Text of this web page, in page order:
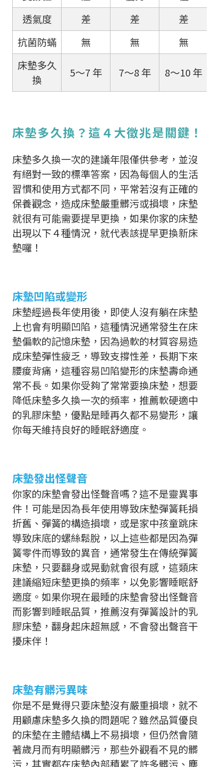
透氣度
差 差
差
抗菌防蟎
無 無
無
床墊多久
換
5～7 年 7～8 年 8～10 年
床墊多久換？這４大徵兆是關鍵！
床墊多久換一次的建議年限僅供參考，並沒
有絕對一致的標準答案，因為每個人的生活
習慣和使用方式都不同，平常若沒有正確的
保養觀念，造成床墊嚴重髒污或損壞，床墊
就很有可能需要提早更換，如果你家的床墊
出現以下４種情況，就代表該提早更換新床
墊囉！
床墊凹陷或變形
床墊經過長年使用後，即使人沒有躺在床墊
上也會有明顯凹陷，這種情況通常發生在床
墊偏軟的記憶床墊，因為過軟的材質容易造
成床墊彈性疲乏，導致支撐性差，長期下來
腰痠背痛，這種容易凹陷變形的床墊壽命通
常不長。如果你受夠了常常要換床墊，想要
降低床墊多久換一次的頻率，推薦軟硬適中
的乳膠床墊，優點是睡再久都不易變形，讓
你每天維持良好的睡眠舒適度。
床墊發出怪聲音
你家的床墊會發出怪聲音嗎？這不是靈異事
件！可能是因為長年使用導致床墊彈簧耗損
折舊、彈簧的構造損壞，或是家中孩童跳床
導致床底的螺絲鬆脫，以上這些都是因為彈
簧零件而導致的異音，通常發生在傳統彈簧
床墊，只要翻身或晃動就會很有感，這類床
建議縮短床墊更換的頻率，以免影響睡眠舒
適度。如果你現在最睡的床墊會發出怪聲音
而影響到睡眠品質，推薦沒有彈簧設計的乳
膠床墊，翻身起床超無感，不會發出聲音干
擾床伴！
床墊有髒污異味
你是不是覺得只要床墊沒有嚴重損壞，就不
用顧慮床墊多久換的問題呢？雖然品質優良
的床墊在主體結構上不易損壞，但仍然會隨
著歲月而有明顯髒污，那些外觀看不見的髒
污，其實都在床墊內部積累了許多髒污、塵